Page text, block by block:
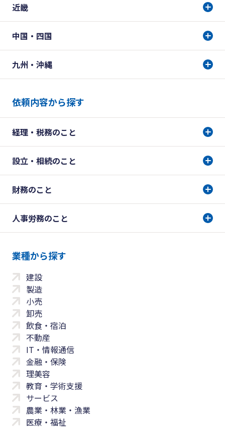
近畿
中国・四国
九州・沖縄
依頼内容から探す
経理・税務のこと
設立・相続のこと
財務のこと
人事労務のこと
業種から探す
建設
製造
小売
卸売
飲食・宿泊
不動産
IT・情報通信
金融・保険
理美容
教育・学術支援
サービス
農業・林業・漁業
医療・福祉